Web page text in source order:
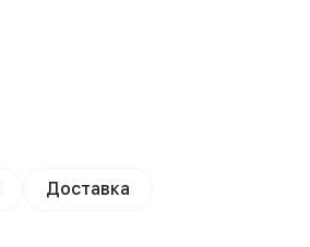
Доставка